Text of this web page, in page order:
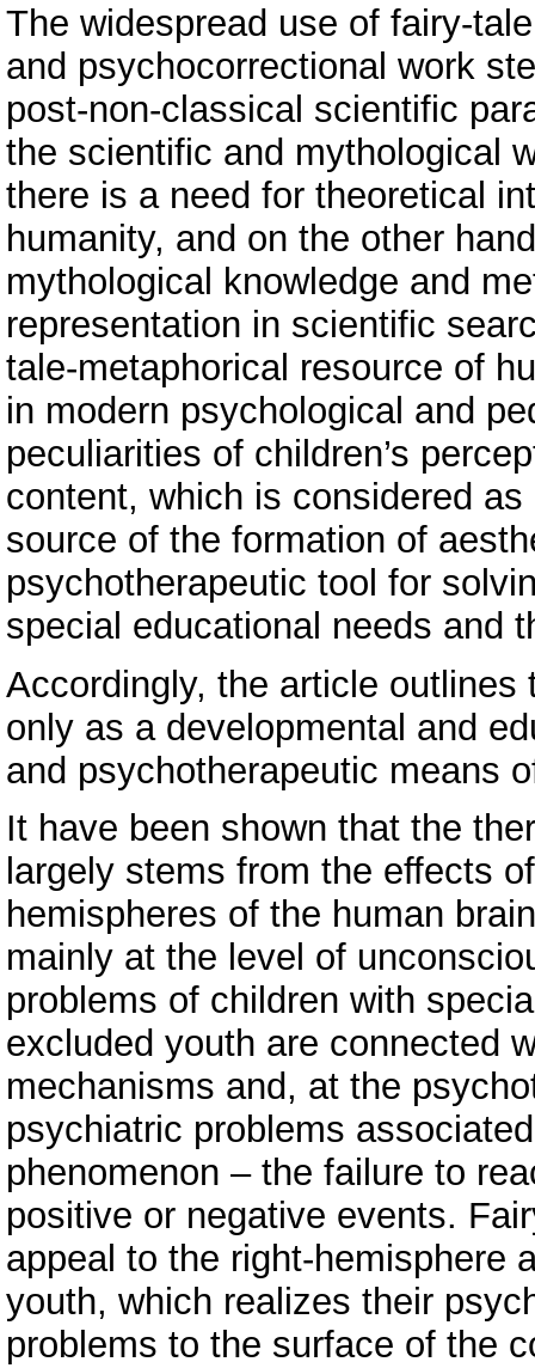
The widespread use of fairy-
and psychocorrectional work
post-non-classical scientific
the scientific and mythological
there is a need for theoretical
humanity, and on the other
mythological knowledge and
representation in scientific
tale-metaphorical resource of
in modern psychological and
peculiarities of children’s
content, which is considered
source of the formation of
psychotherapeutic tool for
special educational needs and
Accordingly, the article
only as a developmental and
and psychotherapeutic means
It have been shown that the
largely stems from the effects
hemispheres of the human
mainly at the level of
problems of children with
excluded youth are connected
mechanisms and, at the
psychiatric problems
phenomenon – the failure to
positive or negative events.
appeal to the right-hemisphere
youth, which realizes their
problems to the surface of the